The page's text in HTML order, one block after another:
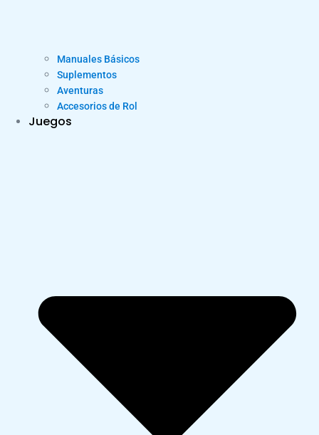
Manuales Básicos
Suplementos
Aventuras
Accesorios de Rol
Juegos